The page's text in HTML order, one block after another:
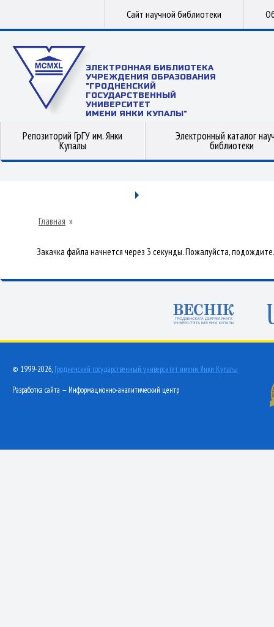
Сайт научной библиотеки
ЭЛЕКТРОННАЯ БИБЛИОТЕКА
УЧРЕЖДЕНИЯ ОБРАЗОВАНИЯ
"ГРОДНЕНСКИЙ
ГОСУДАРСТВЕННЫЙ
УНИВЕРСИТЕТ
ИМЕНИ ЯНКИ КУПАЛЫ"
Репозиторий ГрГУ им. Янки
Купалы
Электронный каталог
библиотеки
Главная »
Закачка файла начнется через 3 секунды. Пожалуйста, подождите.
© 1999-2026, Гродненский государственный университет имени Янки Купалы
Разработка сайта — Информационно-аналитический центр